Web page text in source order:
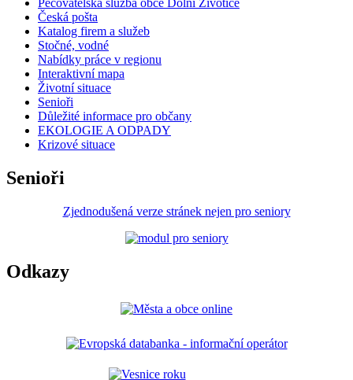
Česká pošta
Katalog firem a služeb
Stočné, vodné
Nabídky práce v regionu
Interaktivní mapa
Životní situace
Senioři
Důležité informace pro občany
EKOLOGIE A ODPADY
Krizové situace
Senioři
Zjednodušená verze stránek nejen pro seniory
Odkazy